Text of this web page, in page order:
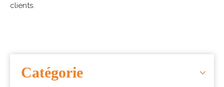
clients.
Catégorie